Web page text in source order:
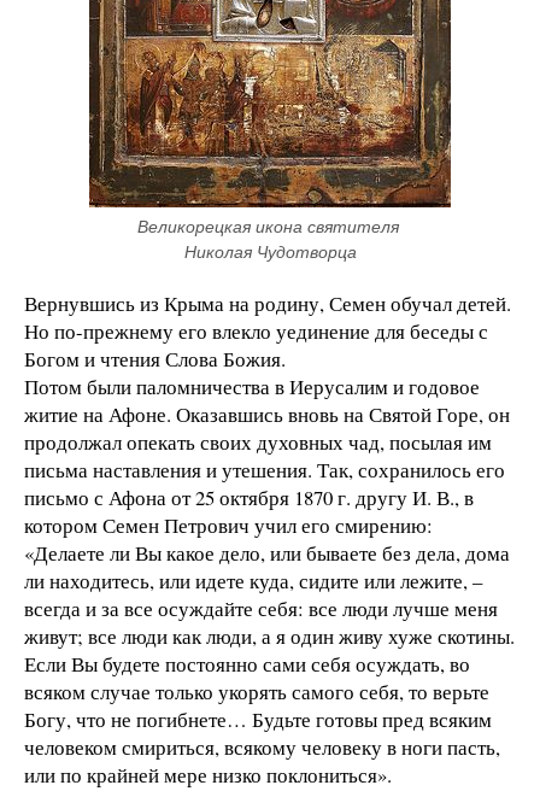
Великорецкая икона святителя
Николая Чудотворца
Вернувшись из Крыма на родину, Семен обучал детей.
Но по-прежнему его влекло уединение для беседы с
Богом и чтения Слова Божия.
Потом были паломничества в Иерусалим и годовое
житие на Афоне. Оказавшись вновь на Святой Горе, он
продолжал опекать своих духовных чад, посылая им
письма наставления и утешения. Так, сохранилось его
письмо с Афона от 25 октября 1870 г. другу И. В., в
котором Семен Петрович учил его смирению:
«Делаете ли Вы какое дело, или бываете без дела, дома
ли находитесь, или идете куда, сидите или лежите, –
всегда и за все осуждайте себя: все люди лучше меня
живут; все люди как люди, а я один живу хуже скотины.
Если Вы будете постоянно сами себя осуждать, во
всяком случае только укорять самого себя, то верьте
Богу, что не погибнете… Будьте готовы пред всяким
человеком смириться, всякому человеку в ноги пасть,
или по крайней мере низко поклониться».